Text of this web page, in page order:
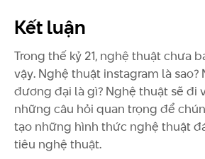
Kết luận
Trong thế kỷ 21, nghệ thuật chưa
vậy. Nghệ thuật instagram là sao?
đương đại là gì? Nghệ thuật sẽ đi
những câu hỏi quan trọng để
tạo những hình thức nghệ thuật
tiêu nghệ thuật.